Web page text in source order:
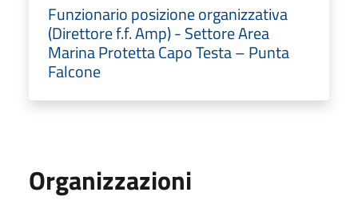
Funzionario posizione organizzativa
(Direttore f.f. Amp) - Settore Area
Marina Protetta Capo Testa – Punta
Falcone
Organizzazioni